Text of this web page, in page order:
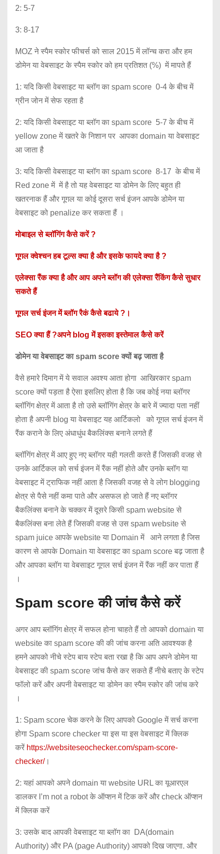
2: 5-7
3: 8-17
MOZ ने स्पैम स्कोर फीचर्स को साल 2015 में लॉन्च करा और हम
डोमेन या वेबसाइट के स्पैम स्कोर को हम प्रतिशत (%) में मापते हैं
1: यदि किसी वेबसाइट या ब्लॉग का spam score 0-4 के बीच में
ग्रीन जोन में सेफ रहता है
2: यदि किसी वेबसाइट या ब्लॉग का spam score 5-7 के बीच में
yellow zone में खतरे के निशान पर आपका domain या वेबसाइट
आ जाता है
3: यदि किसी वेबसाइट या ब्लॉग का spam score 8-17 के बीच में
Red zone में में है तो यह वेबसाइट या डोमेन के लिए बहुत ही
खतरनाक हैं और गूगल या कोई दूसरा सर्च इंजन आपके डोमेन या
वेबसाइट को penalize कर सकता हैं ।
मोबाइल से ब्लॉगिंग कैसे करें ?
गूगल क्वेश्चन हब टूल्स क्या है और इसके फायदे क्या है ?
एलेक्सा रैंक क्या है और आप अपने ब्लॉग की एलेक्सा रैंकिंग कैसे सुधार
सकते हैं
गूगल सर्च इंजन में ब्लॉग रैकं कैसे बढाये ?।
SEO क्या हैं ?अपने blog में इसका इस्तेमाल कैसे करें
डोमेन या वेबसाइट का spam score क्यों बढ़ जाता है
वैसे हमारे दिमाग में ये सवाल अवश्य आता होगा आखिरकार spam
score क्यों पड़ता है ऐसा इसलिए होता है कि जब कोई नया ब्लॉगर
ब्लॉगिंग क्षेत्र में आता है तो उसे ब्लॉगिंग क्षेत्र के बारे में ज्यादा पता नहीं
होता है अपनी blog या वेबसाइट यह आर्टिकलो को गूगल सर्च इंजन में
रैंक कराने के लिए अंधाधुंध बैकलिंक्स बनाने लगते हैं
ब्लॉगिंग क्षेत्र में आए हुए नए ब्लॉगर यही गलती करते हैं जिसकी वजह से
उनके आर्टिकल को सर्च इंजन में रैंक नहीं होते और उनके ब्लॉग या
वेबसाइट में ट्राफिक नहीं आता है जिसकी वजह से वे लोग blogging
क्षेत्र से पैसे नहीं कमा पाते और असफल हो जाते हैं नए ब्लॉगर
बैकलिंक्स बनाने के चक्कर में दूसरे किसी spam website से
बैकलिंक्स बना लेते हैं जिसकी वजह से उस spam website से
spam juice आपके website या Domain में आने लगता है जिस
कारण से आपके Domain या वेबसाइट का spam score बढ़ जाता है
और आपका ब्लॉग या वेबसाइट गूगल सर्च इंजन में रैंक नहीं कर पाता हैं
।
Spam score की जांच कैसे करें
अगर आप ब्लॉगिंग क्षेत्र में सफल होना चाहते हैं तो आपको domain या
website का spam score की की जांच करना अति आवश्यक है
हमने आपको नीचे स्टेप बाय स्टेप बता रखा है कि आप अपने डोमेन या
वेबसाइट की spam score जांच कैसे कर सकते हैं नीचे बताए के स्टेप
फॉलो करें और अपनी वेबसाइट या डोमेन का स्पैम स्कोर की जांच करे
।
1: Spam score चेक करने के लिए आपको Google में सर्च करना
होगा Spam score checker या इस या इस वेबसाइट में क्लिक
करें https://websiteseochecker.com/spam-score-
checker/।
2: यहां आपको अपने domain या website URL का यूआरएल
डालकर I’m not a robot के ऑप्शन में टिक करें और check ऑप्शन
में क्लिक करें
3: उसके बाद आपकी वेबसाइट या ब्लॉग का DA(domain
Authority) और PA (page Authority) आपको दिख जाएगा. और